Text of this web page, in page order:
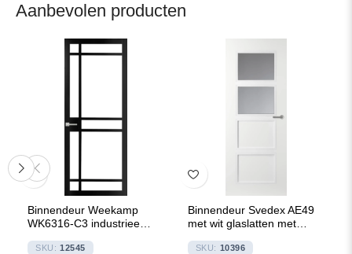
Aanbevolen producten
Binnendeur Weekamp
WK6316-C3 industrieel 80
SKU: 12545
Binnendeur Svedex AE49
met wit glaslatten met
SKU: 10396